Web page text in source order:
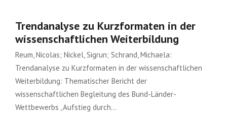
Trendanalyse zu Kurzformaten in der
wissenschaftlichen Weiterbildung
Reum, Nicolas; Nickel, Sigrun; Schrand, Michaela:
Trendanalyse zu Kurzformaten in der wissenschaftlichen
Weiterbildung: Thematischer Bericht der
wissenschaftlichen Begleitung des Bund-Länder-
Wettbewerbs „Aufstieg durch…